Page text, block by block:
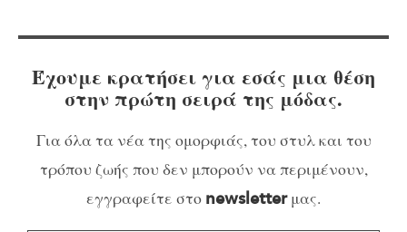
Έχουμε κρατήσει για εσάς μια θέση
στην πρώτη σειρά της μόδας.
Για όλα τα νέα της ομορφιάς, του στυλ και του
τρόπου ζωής που δεν μπορούν να περιμένουν,
εγγραφείτε στο newsletterμας.